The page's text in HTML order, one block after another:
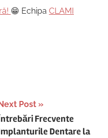
😁 Echipa CLAMI
Post
Frecvente
Dentare la